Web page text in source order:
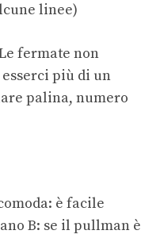
linee)
fermate non
più di un
palina, numero
è facile
B: se il pullman è